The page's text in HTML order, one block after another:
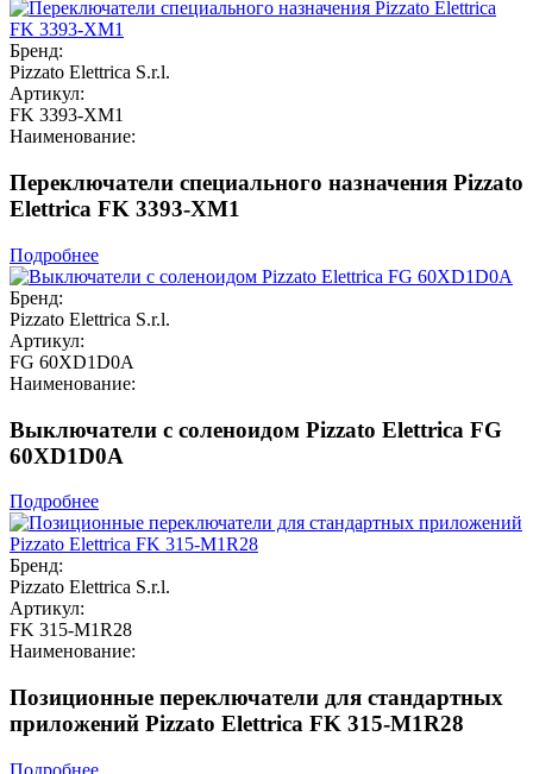
Бренд:
Pizzato Elettrica S.r.l.
Артикул:
FK 3393-XM1
Наименование:
Переключатели специального назначения Pizzato
Elettrica FK 3393-XM1
Подробнее
Бренд:
Pizzato Elettrica S.r.l.
Артикул:
FG 60XD1D0A
Наименование:
Выключатели с соленоидом Pizzato Elettrica FG
60XD1D0A
Подробнее
Бренд:
Pizzato Elettrica S.r.l.
Артикул:
FK 315-M1R28
Наименование:
Позиционные переключатели для стандартных
приложений Pizzato Elettrica FK 315-M1R28
Подробнее